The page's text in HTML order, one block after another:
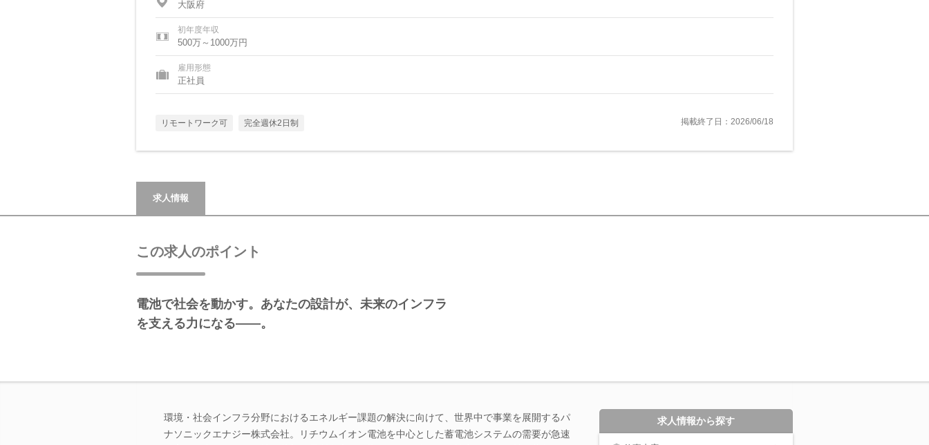
大阪府
初年度年収
500万～1000万円
雇用形態
正社員
リモートワーク可 完全週休2日制 掲載終了日：2026/06/18
求人情報
この求人のポイント
電池で社会を動かす。あなたの設計が、未来のインフラ
を支える力になる――。
環境・社会インフラ分野におけるエネルギー課題の解決に向けて、世界中で事業を展開するパ
ナソニックエナジー株式会社。リチウムイオン電池を中心とした蓄電池システムの需要が急速
求人情報から探す